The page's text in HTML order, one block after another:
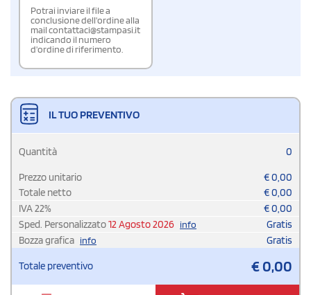
Potrai inviare il file a
conclusione dell'ordine alla
mail contattaci@stampasi.it
indicando il numero
d'ordine di riferimento.
IL TUO PREVENTIVO
Quantità 0
Prezzo unitario €0,00
Totale netto
€0,00
IVA22% €0,00
Sped. Personalizzato12 Agosto 2026 info
Gratis
Bozza grafica info Gratis
Totale preventivo €0,00